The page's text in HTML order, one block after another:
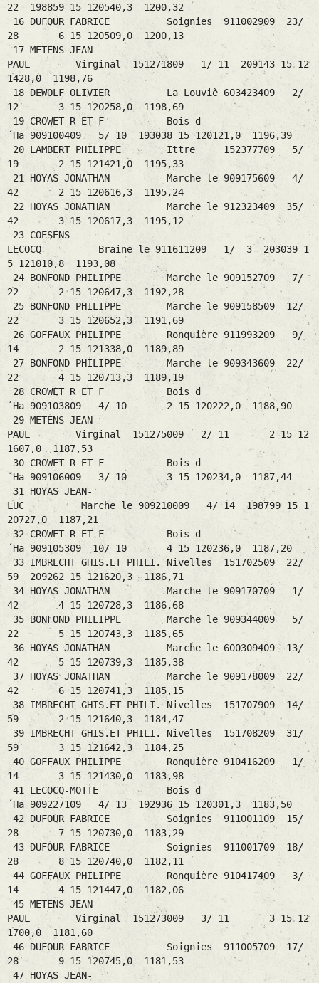
22 198859 15 120540,3 1200,32
16 DUFOUR FABRICE Soignies 911002909 23/
28 6 15 120509,0 1200,13
17 METENS JEAN-
PAUL Virginal 151271809 1/ 11 209143 15 12
1428,0 1198,76
18 DEWOLF OLIVIER La Louviè 603423409 2/
12 3 15 120258,0 1198,69
19 CROWET R ET F Bois d
´Ha 909100409 5/ 10 193038 15 120121,0 1196,39
20 LAMBERT PHILIPPE Ittre 152377709 5/
19 2 15 121421,0 1195,33
21 HOYAS JONATHAN Marche le 909175609 4/
42 2 15 120616,3 1195,24
22 HOYAS JONATHAN Marche le 912323409 35/
42 3 15 120617,3 1195,12
23 COESENS-
LECOCQ Braine le 911611209 1/ 3 203039 1
5 121010,8 1193,08
24 BONFOND PHILIPPE Marche le 909152709 7/
22 2 15 120647,3 1192,28
25 BONFOND PHILIPPE Marche le 909158509 12/
22 3 15 120652,3 1191,69
26 GOFFAUX PHILIPPE Ronquière 911993209 9/
14 2 15 121338,0 1189,89
27 BONFOND PHILIPPE Marche le 909343609 22/
22 4 15 120713,3 1189,19
28 CROWET R ET F Bois d
´Ha 909103809 4/ 10 2 15 120222,0 1188,90
29 METENS JEAN-
PAUL Virginal 151275009 2/ 11 2 15 12
1607,0 1187,53
30 CROWET R ET F Bois d
´Ha 909106009 3/ 10 3 15 120234,0 1187,44
31 HOYAS JEAN-
LUC Marche le 909210009 4/ 14 198799 15 1
20727,0 1187,21
32 CROWET R ET F Bois d
´Ha 909105309 10/ 10 4 15 120236,0 1187,20
33 IMBRECHT GHIS.ET PHILI. Nivelles 151702509 22/
59 209262 15 121620,3 1186,71
34 HOYAS JONATHAN Marche le 909170709 1/
42 4 15 120728,3 1186,68
35 BONFOND PHILIPPE Marche le 909344009 5/
22 5 15 120743,3 1185,65
36 HOYAS JONATHAN Marche le 600309409 13/
42 5 15 120739,3 1185,38
37 HOYAS JONATHAN Marche le 909178009 22/
42 6 15 120741,3 1185,15
38 IMBRECHT GHIS.ET PHILI. Nivelles 151707909 14/
59 2 15 121640,3 1184,47
39 IMBRECHT GHIS.ET PHILI. Nivelles 151708209 31/
59 3 15 121642,3 1184,25
40 GOFFAUX PHILIPPE Ronquière 910416209 1/
14 3 15 121430,0 1183,98
41 LECOCQ-MOTTE Bois d
´Ha 909227109 4/ 13 192936 15 120301,3 1183,50
42 DUFOUR FABRICE Soignies 911001109 15/
28 7 15 120730,0 1183,29
43 DUFOUR FABRICE Soignies 911001709 18/
28 8 15 120740,0 1182,11
44 GOFFAUX PHILIPPE Ronquière 910417409 3/
14 4 15 121447,0 1182,06
45 METENS JEAN-
PAUL Virginal 151273009 3/ 11 3 15 12
1700,0 1181,60
46 DUFOUR FABRICE Soignies 911005709 17/
28 9 15 120745,0 1181,53
47 HOYAS JEAN-